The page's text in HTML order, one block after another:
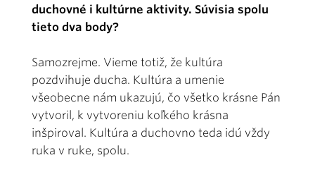
duchovné i kultúrne aktivity. Súvisia spolu
tieto dva body?
Samozrejme. Vieme totiž, že kultúra
pozdvihuje ducha. Kultúra a umenie
všeobecne nám ukazujú, čo všetko krásne Pán
vytvoril, k vytvoreniu koľkého krásna
inšpiroval. Kultúra a duchovno teda idú vždy
ruka v ruke, spolu.